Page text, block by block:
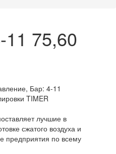
11 75,60
Бар: 4-11
TIMER
лучшие в
сжатого воздуха и
предприятия по всему